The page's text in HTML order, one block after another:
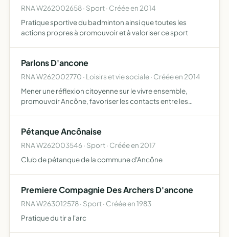
RNA W262002658 · Sport · Créée en 2014
Pratique sportive du badminton ainsi que toutes les
actions propres à promouvoir et à valoriser ce sport
Parlons D'ancone
RNA W262002770 · Loisirs et vie sociale · Créée en 2014
Mener une réflexion citoyenne sur le vivre ensemble,
promouvoir Ancône, favoriser les contacts entre les
Pétanque Ancônaise
RNA W262003546 · Sport · Créée en 2017
Club de pétanque de la commune d'Ancône
Premiere Compagnie Des Archers D'ancone
RNA W263012578 · Sport · Créée en 1983
Pratique du tir a l'arc